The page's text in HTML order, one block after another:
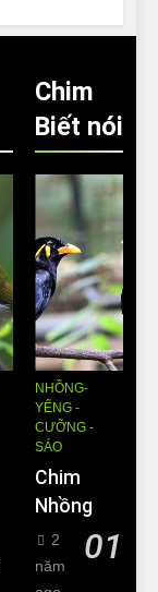
Chim
Biết nói
NHỒNG-
YỂNG -
CƯỠNG -
SÁO
Chim
Nhồng
01
2
năm